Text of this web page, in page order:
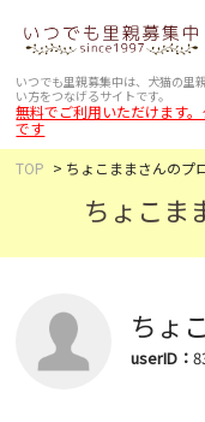
いつでも里親募集中は、犬猫の里
い方をつなげるサイトです。
無料でご利用いただけます
です
TOP
ちょこままさんのプ
ちょこま
ちょ
userID：